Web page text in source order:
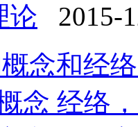
论
2015-
念和经
念 经络